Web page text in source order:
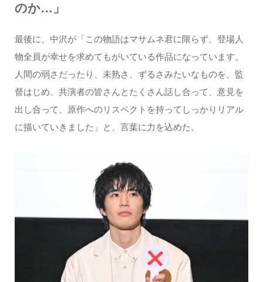
のか…」
最後に、中沢が「この物語はマサムネ君に限らず、登場人
物全員が幸せを求めてもがいている作品になっています。
人間の弱さだったり、未熟さ、ずるさみたいなものを、監
督はじめ、共演者の皆さんとたくさん話し合って、意見を
出し合って、原作へのリスペクトを持ってしっかりリアル
に描いていきました」と、言葉に力を込めた。